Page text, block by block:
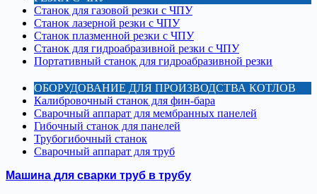
Станок для газовой резки с ЧПУ
Станок лазерной резки с ЧПУ
Станок плазменной резки с ЧПУ
Станок для гидроабразивной резки с ЧПУ
Портативный станок для гидроабразивной резки
ОБОРУДОВАНИЕ ДЛЯ ПРОИЗВОДСТВА КОТЛОВ
Калибровочный станок для фин-бара
Сварочный аппарат для мембранных панелей
Гибочный станок для панелей
Трубогибочный станок
Сварочный аппарат для труб
Машина для сварки труб в трубу